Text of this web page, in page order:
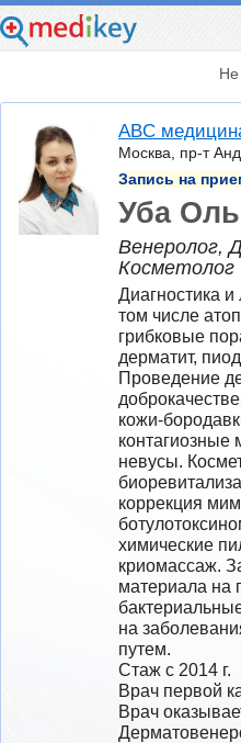
Не
ABC
Москва, пр-т
Запись на
Уба
Венеролог,
Косметолог
Диагностика и
том числе
грибковые
дерматит,
Проведение
кожи-
контагиозные
невусы.
коррекция
химические
криомассаж.
материала на
на
путем.
Стаж с 2014 г.
Врач первой
Врач